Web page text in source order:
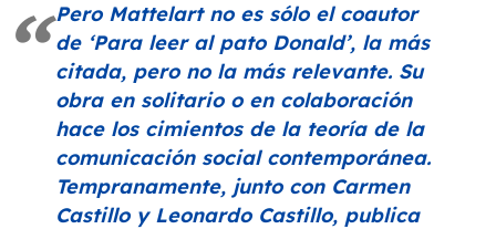
Pero Mattelart no es sólo el coautor
de ‘Para leer al pato Donald’, la más
citada, pero no la más relevante. Su
obra en solitario o en colaboración
hace los cimientos de la teoría de la
comunicación social contemporánea.
Tempranamente, junto con Carmen
Castillo y Leonardo Castillo, publica